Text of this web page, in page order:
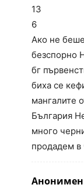
13
6
Ако не
безспорно
бг
биха се
мангалите
България
много
продадем в
Анонимен